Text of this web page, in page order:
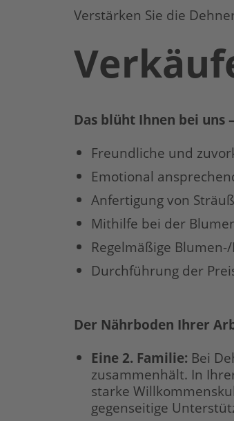
Verstärken Sie die
Das blüht Ihnen bei
Freundliche und
Emotional
Anfertigung von
Mithilfe bei der
Regelmäßige
Durchführung der
Der Nährboden Ihrer
Eine 2. Familie: Bei
zusammenhält. In
starke
gegenseitige